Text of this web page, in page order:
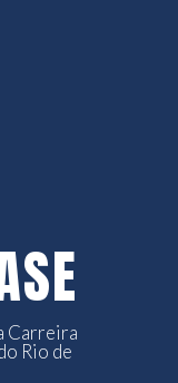
Carreira
Rio de